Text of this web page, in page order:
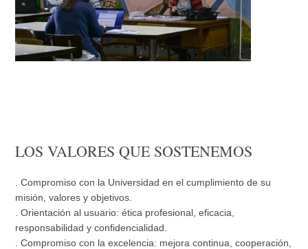
LOS VALORES QUE SOSTENEMOS
. Compromiso con la Universidad en el cumplimiento de su
misión, valores y objetivos.
. Orientación al usuario: ética profesional, eficacia,
responsabilidad y confidencialidad.
. Compromiso con la excelencia: mejora continua, cooperación,